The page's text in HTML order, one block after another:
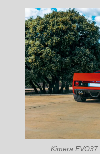
Kimera